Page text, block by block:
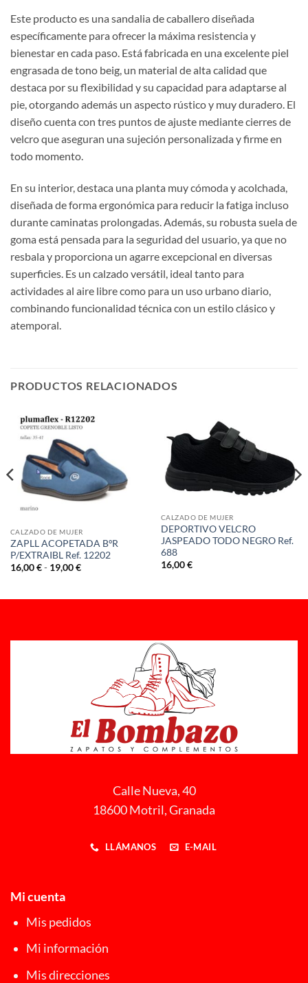
Este producto es una sandalia de caballero diseñada
específicamente para ofrecer la máxima resistencia y
bienestar en cada paso. Está fabricada en una excelente piel
engrasada de tono beig, un material de alta calidad que
destaca por su flexibilidad y su capacidad para adaptarse al
pie, otorgando además un aspecto rústico y muy duradero. El
diseño cuenta con tres puntos de ajuste mediante cierres de
velcro que aseguran una sujeción personalizada y firme en
todo momento.
En su interior, destaca una planta muy cómoda y acolchada,
diseñada de forma ergonómica para reducir la fatiga incluso
durante caminatas prolongadas. Además, su robusta suela de
goma está pensada para la seguridad del usuario, ya que no
resbala y proporciona un agarre excepcional en diversas
superficies. Es un calzado versátil, ideal tanto para
actividades al aire libre como para un uso urbano diario,
combinando funcionalidad técnica con un estilo clásico y
atemporal.
PRODUCTOS RELACIONADOS
CALZADO DE MUJER
ZAPLL ACOPETADA BºR
P/EXTRAIBL Ref. 12202
16,00€ - 19,00€Rango
16,00 €
CALZADO DE MUJER
DEPORTIVO VELCRO
JASPEADO TODO NEGRO Ref.
688
16,00€
Calle Nueva, 40
18600 Motril, Granada
LLÁMANOS E-MAIL
Mi cuenta
Mis pedidos
Mi información
Mis direcciones